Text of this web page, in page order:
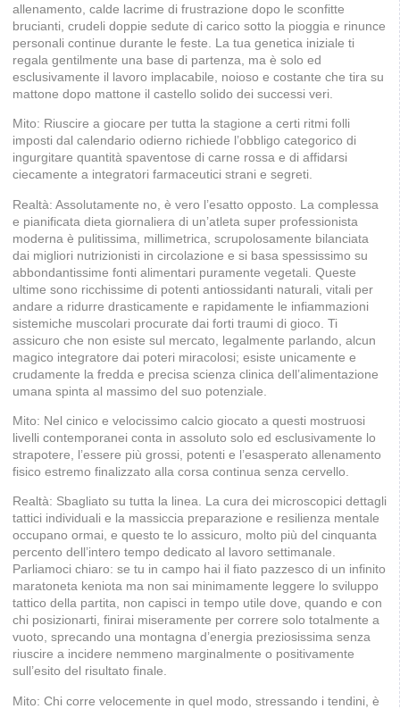
allenamento, calde lacrime di frustrazione dopo le sconfitte
brucianti, crudeli doppie sedute di carico sotto la pioggia e rinunce
personali continue durante le feste. La tua genetica iniziale ti
regala gentilmente una base di partenza, ma è solo ed
esclusivamente il lavoro implacabile, noioso e costante che tira su
mattone dopo mattone il castello solido dei successi veri.
Mito: Riuscire a giocare per tutta la stagione a certi ritmi folli
imposti dal calendario odierno richiede l’obbligo categorico di
ingurgitare quantità spaventose di carne rossa e di affidarsi
ciecamente a integratori farmaceutici strani e segreti.
Realtà: Assolutamente no, è vero l’esatto opposto. La complessa
e pianificata dieta giornaliera di un’atleta super professionista
moderna è pulitissima, millimetrica, scrupolosamente bilanciata
dai migliori nutrizionisti in circolazione e si basa spessissimo su
abbondantissime fonti alimentari puramente vegetali. Queste
ultime sono ricchissime di potenti antiossidanti naturali, vitali per
andare a ridurre drasticamente e rapidamente le infiammazioni
sistemiche muscolari procurate dai forti traumi di gioco. Ti
assicuro che non esiste sul mercato, legalmente parlando, alcun
magico integratore dai poteri miracolosi; esiste unicamente e
crudamente la fredda e precisa scienza clinica dell’alimentazione
umana spinta al massimo del suo potenziale.
Mito: Nel cinico e velocissimo calcio giocato a questi mostruosi
livelli contemporanei conta in assoluto solo ed esclusivamente lo
strapotere, l’essere più grossi, potenti e l’esasperato allenamento
fisico estremo finalizzato alla corsa continua senza cervello.
Realtà: Sbagliato su tutta la linea. La cura dei microscopici dettagli
tattici individuali e la massiccia preparazione e resilienza mentale
occupano ormai, e questo te lo assicuro, molto più del cinquanta
percento dell’intero tempo dedicato al lavoro settimanale.
Parliamoci chiaro: se tu in campo hai il fiato pazzesco di un infinito
maratoneta keniota ma non sai minimamente leggere lo sviluppo
tattico della partita, non capisci in tempo utile dove, quando e con
chi posizionarti, finirai miseramente per correre solo totalmente a
vuoto, sprecando una montagna d’energia preziosissima senza
riuscire a incidere nemmeno marginalmente o positivamente
sull’esito del risultato finale.
Mito: Chi corre velocemente in quel modo, stressando i tendini, è